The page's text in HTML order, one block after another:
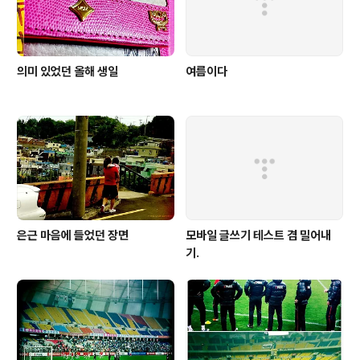
사진을 찍어 본 결과는 똑딱이 카메라..
의미 있었던 올해 생일 여름이다
은근 마음에 들었던 장면
모바일 글쓰기 테스트 겸 밀어내
기.